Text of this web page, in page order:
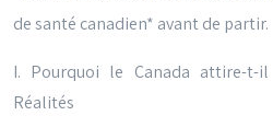
de santé canadien* avant de partir.
I. Pourquoi le Canada attire-t-
Réalités